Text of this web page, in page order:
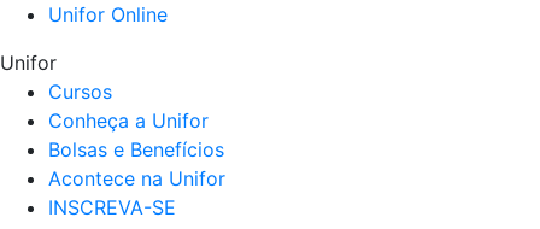
Unifor Online
Unifor
Cursos
Conheça a Unifor
Bolsas e Benefícios
Acontece na Unifor
INSCREVA-SE